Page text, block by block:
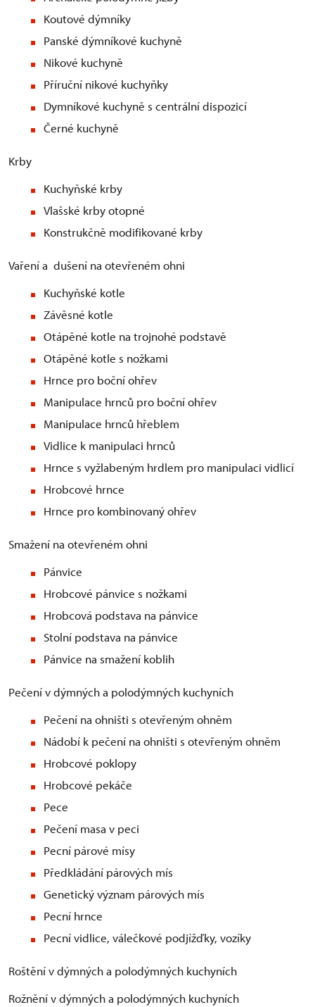
Koutové dýmníky
Panské dýmníkové kuchyně
Nikové kuchyně
Příruční nikové kuchyňky
Dymníkové kuchyně s centrální dispozicí
Černé kuchyně
Krby
Kuchyňské krby
Vlašské krby otopné
Konstrukčně modifikované krby
Vaření a dušení na otevřeném ohni
Kuchyňské kotle
Závěsné kotle
Otápěné kotle na trojnohé podstavě
Otápěné kotle s nožkami
Hrnce pro boční ohřev
Manipulace hrnců pro boční ohřev
Manipulace hrnců hřeblem
Vidlice k manipulaci hrnců
Hrnce s vyžlabeným hrdlem pro manipulaci vidlicí
Hrobcové hrnce
Hrnce pro kombinovaný ohřev
Smažení na otevřeném ohni
Pánvice
Hrobcové pánvice s nožkami
Hrobcová podstava na pánvice
Stolní podstava na pánvice
Pánvice na smažení koblih
Pečení v dýmných a polodýmných kuchyních
Pečení na ohništi s otevřeným ohněm
Nádobí k pečení na ohništi s otevřeným ohněm
Hrobcové poklopy
Hrobcové pekáče
Pece
Pečení masa v peci
Pecní párové mísy
Předkládání párových mís
Genetický význam párových mís
Pecní hrnce
Pecní vidlice, válečkové podjížďky, vozíky
Roštění v dýmných a polodýmných kuchyních
Rožnění v dýmných a polodýmných kuchyních